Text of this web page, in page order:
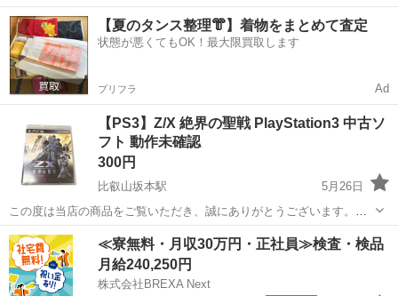
未使用品。10回未満のゲームとそのままにしてたので、中に中盛りく
らいの誇りが入ってます。 コントローラーのコンセントと説明者が
紛...
滋賀 栗東市 草津駅 テレビゲーム ps5
【夏のタンス整理👘】着物をまとめて査定
状態が悪くてもOK！最大限買取します
プリフラ Ad
【PS3】Z/X 絶界の聖戦 PlayStation3 中古ソ
フト 動作未確認
300円
比叡山坂本駅
5月26日
この度は当店の商品をご覧いただき、誠にありがとうございます。
（AJ） PlayStation3専用ソフト 「Z/X 絶界の聖戦」を出品いたしま
す。 ■商品内容 ・ゲームソフト本体 ・ケース ・説明書 ...
滋賀 大津市 比叡山坂本駅 テレビゲーム 注意事項
≪寮無料・月収30万円・正社員≫検査・検品
月給240,250円
株式会社BREXA Next